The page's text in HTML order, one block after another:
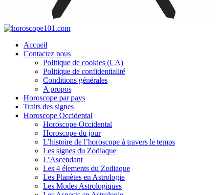
Accueil
Contactez nous
Politique de cookies (CA)
Politique de confidentialité
Conditions générales
A propos
Horoscope par pays
Traits des signes
Horoscope Occidental
Horoscope Occidental
Horoscope du jour
L’histoire de l’horoscope à travers le temps
Les signes du Zodiaque
L’Ascendant
Les 4 élements du Zodiaque
Les Planètes en Astrologie
Les Modes Astrologiques